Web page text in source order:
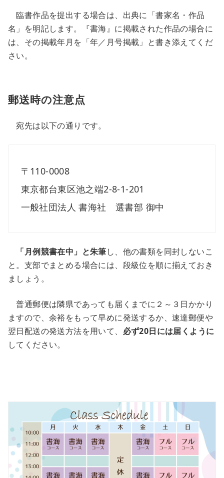
臨書作品を提出する場合は、出典に「書家名・作品
名」を明記します。『書海』に掲載された作品の場合に
は、その掲載年月を「年／月号掲載」と書き添えてくだ
さい。
郵送時の注意点
宛先は以下の通りです。
〒110-0008
東京都台東区池之端2-8-1-201
一般社団法人 書海社 選書部 御中
「月例競書在中」と朱筆し、他の書類を同封しないこ
と。支部でまとめる場合には、段級位を順に揃えておき
ましょう。
普通郵便は隣県であっても届くまでに２～３日かかり
ますので、余裕をもって早めに発送するか、速達郵便や
翌日配送の発送方法を用いて、 必ず20日には届くように
してください。